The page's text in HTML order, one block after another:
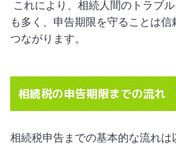
これにより、相続人間のトラブ
も多く、申告期限を守ることは信
つながります。
相続税の申告期限までの流れ
相続税申告までの基本的な流れは